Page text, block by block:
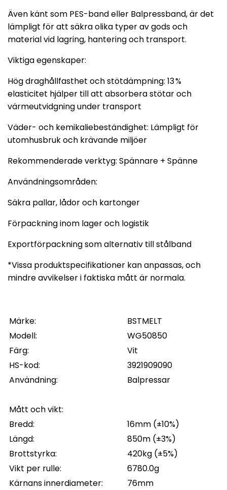
Även känt som PES-band eller Balpressband, är det
lämpligt för att säkra olika typer av gods och
material vid lagring, hantering och transport.
Viktiga egenskaper:
Hög draghållfasthet och stötdämpning: 13 %
elasticitet hjälper till att absorbera stötar och
värmeutvidgning under transport
Väder- och kemikaliebeständighet: Lämpligt för
utomhusbruk och krävande miljöer
Rekommenderade verktyg: Spännare + Spänne
Användningsområden:
Säkra pallar, lådor och kartonger
Förpackning inom lager och logistik
Exportförpackning som alternativ till stålband
*Vissa produktspecifikationer kan anpassas, och
mindre avvikelser i faktiska mått är normala.
Märke:
BSTMELT
Modell:
WG50850
Färg:
Vit
HS-kod:
3921909090
Användning:
Balpressar
Mått och vikt:
Bredd:
16mm (±10%)
Längd:
850m (±3%)
Brottstyrka:
420kg (±5%)
Vikt per rulle:
6780.0g
Kärnans innerdiameter:
76mm